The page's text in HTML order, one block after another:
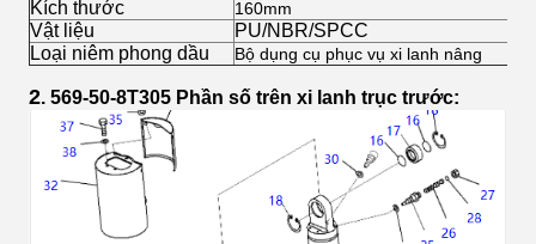
Kích thước 160mm
Vật liệu
PU/NBR/SPCC
Loại niêm phong dầu
Bộ dụng cụ phục vụ xi lanh nâng
2. 569-50-8T305 Phần số trên xi lanh trục trước: